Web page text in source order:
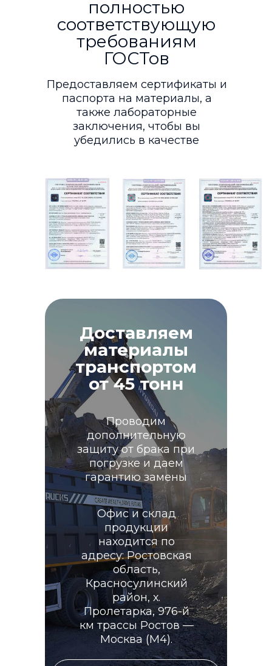
Предоставляем сертификаты и
паспорта на материалы, а
также лабораторные
заключения, чтобы вы
убедились в качестве
полностью
соответствующую
требованиям
ГОСТов
Доставляем
материалы
транспортом
от 45 тонн
Проводим
дополнительную
защиту от брака при
погрузке и даем
гарантию замены
Офис и склад
продукции
находится по
адресу: Ростовская
область,
Красносулинский
район, х.
Пролетарка, 976-й
км трассы Ростов —
Москва (М4).